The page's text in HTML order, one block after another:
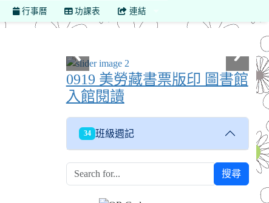
行事曆 功課表 連結
0919 美勞藏書票版印 圖書館
入館閱讀
34 班級週記
搜尋